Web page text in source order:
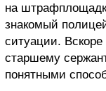
на
знакомый
ситуации.
старшему
понятными